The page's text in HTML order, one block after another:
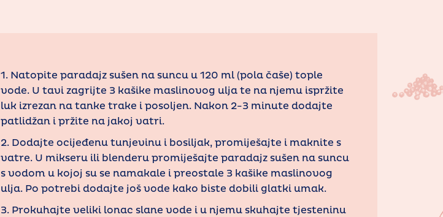
1. Natopite paradajz sušen na suncu u 120 ml (pola čaše) tople
vode. U tavi zagrijte 3 kašike maslinovog ulja te na njemu ispržite
luk izrezan na tanke trake i posoljen. Nakon 2-3 minute dodajte
patlidžan i pržite na jakoj vatri.
2. Dodajte ocijeđenu tunjevinu i bosiljak, promiješajte i maknite s
vatre. U mikseru ili blenderu promiješajte paradajz sušen na suncu
s vodom u kojoj su se namakale i preostale 3 kašike maslinovog
ulja. Po potrebi dodajte još vode kako biste dobili glatki umak.
3. Prokuhajte veliki lonac slane vode i u njemu skuhajte tjesteninu